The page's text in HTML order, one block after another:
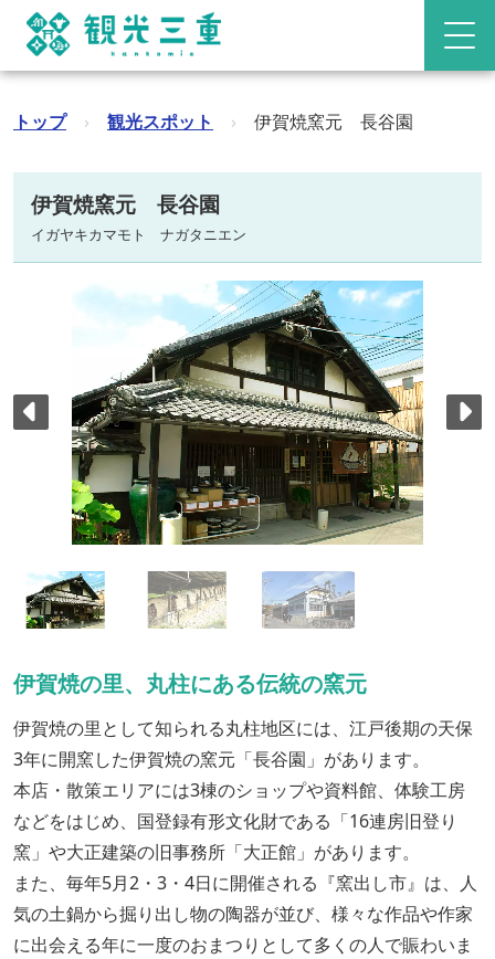
トップ › 観光スポット › 伊賀焼窯元 長谷園
伊賀焼窯元 長谷園
イガヤキカマモト ナガタニエン
伊賀焼の里、丸柱にある伝統の窯元
伊賀焼の里として知られる丸柱地区には、江戸後期の天保
3年に開窯した伊賀焼の窯元「長谷園」があります。
本店・散策エリアには3棟のショップや資料館、体験工房
などをはじめ、国登録有形文化財である「16連房旧登り
窯」や大正建築の旧事務所「大正館」があります。
また、毎年5月2・3・4日に開催される『窯出し市』は、人
気の土鍋から掘り出し物の陶器が並び、様々な作品や作家
に出会える年に一度のおまつりとして多くの人で賑わいま